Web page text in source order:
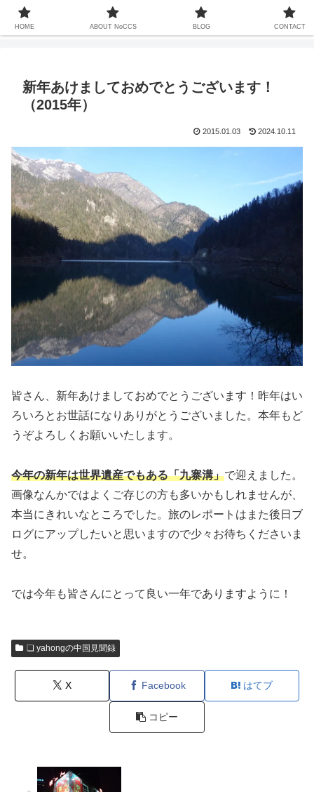
中国での暮らしは13年ちょい、家族も中国人、これまで関わってきた中国との
20年以上をコンセプトなしでお届けするサイト
新年あけましておめでとうございます！
（2015年）
2015.01.03 2024.10.11
皆さん、新年あけましておめでとうございます！昨年はい
ろいろとお世話になりありがとうございました。本年もど
うぞよろしくお願いいたします。
今年の新年は世界遺産でもある「九寨溝」で迎えました。
画像なんかではよくご存じの方も多いかもしれませんが、
本当にきれいなところでした。旅のレポートはまた後日ブ
ログにアップしたいと思いますので少々お待ちくださいま
せ。
では今年も皆さんにとって良い一年でありますように！
❏ yahongの中国見聞録
X Facebook はてブ
コピー
HOME ABOUT NoCCS BLOG CONTACT